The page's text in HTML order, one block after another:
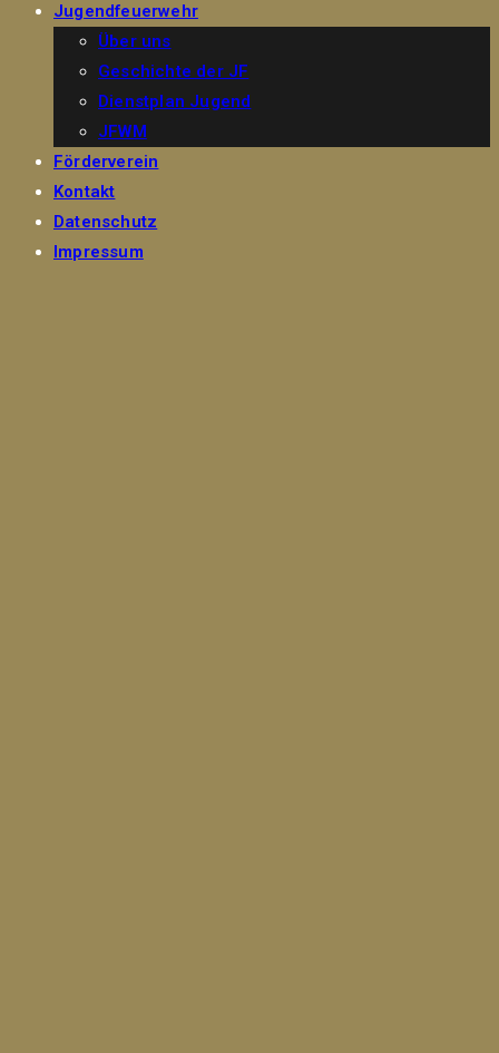
Jugendfeuerwehr
Über uns
Geschichte der JF
Dienstplan Jugend
JFWM
Förderverein
Kontakt
Datenschutz
Impressum